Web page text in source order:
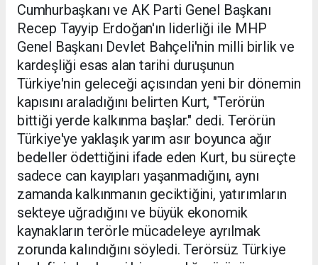
Cumhurbaşkanı ve AK Parti Genel Başkanı
Recep Tayyip Erdoğan'ın liderliği ile MHP
Genel Başkanı Devlet Bahçeli'nin milli birlik ve
kardeşliği esas alan tarihi duruşunun
Türkiye'nin geleceği açısından yeni bir dönemin
kapısını araladığını belirten Kurt, "Terörün
bittiği yerde kalkınma başlar." dedi. Terörün
Türkiye'ye yaklaşık yarım asır boyunca ağır
bedeller ödettiğini ifade eden Kurt, bu süreçte
sadece can kayıpları yaşanmadığını, aynı
zamanda kalkınmanın geciktiğini, yatırımların
sekteye uğradığını ve büyük ekonomik
kaynakların terörle mücadeleye ayrılmak
zorunda kalındığını söyledi. Terörsüz Türkiye